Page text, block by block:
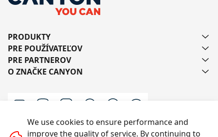
PRODUKTY
PRE POUŽÍVATEĽOV
PRE PARTNEROV
O ZNAČKE CANYON
We use cookies to ensure performance and
improve the quality of service. By continuing to